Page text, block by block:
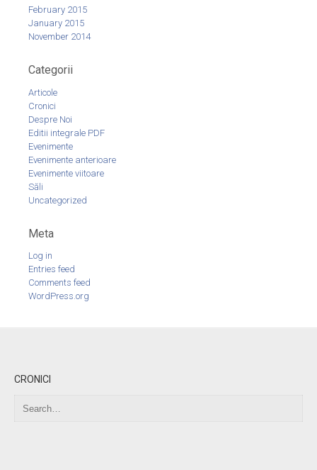
February 2015
January 2015
November 2014
Categorii
Articole
Cronici
Despre Noi
Editii integrale PDF
Evenimente
Evenimente anterioare
Evenimente viitoare
Săli
Uncategorized
Meta
Log in
Entries feed
Comments feed
WordPress.org
CRONICI